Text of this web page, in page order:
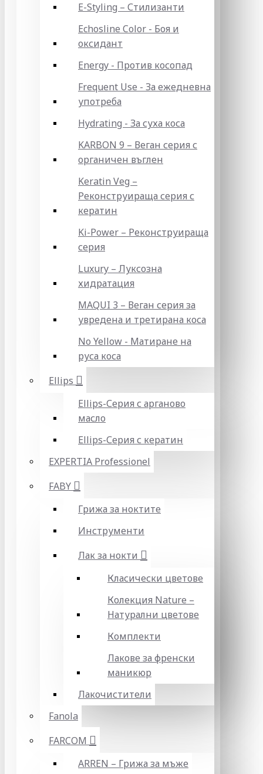
E-Styling – Стилизанти
Echosline Color - Боя и
оксидант
Energy - Против косопад
Frequent Use - За ежедневна
употреба
Hydrating - За суха коса
KARBON 9 – Веган серия с
органичен въглен
Keratin Veg –
Реконструираща серия с
кератин
Ki-Power – Реконструираща
серия
Luxury – Луксозна
хидратация
MAQUI 3 – Веган серия за
увредена и третирана коса
No Yellow - Матиране на
руса коса
Ellips
Ellips-Серия с арганово
масло
Ellips-Серия с кератин
EXPERTIA Professionel
FABY
Грижа за ноктите
Инструменти
Лак за нокти
Класически цветове
Колекция Nature –
Натурални цветове
Комплекти
Лакове за френски
маникюр
Лакочистители
Fanola
FARCOM
ARREN – Грижа за мъже